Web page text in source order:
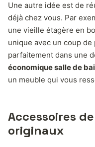
Une autre idée est de
déjà chez vous. Par
une vieille étagère en
unique avec un coup de
parfaitement dans une
économique salle de
un meuble qui vous
Accessoires
originaux